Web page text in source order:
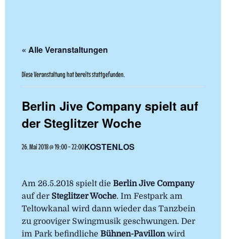
« Alle Veranstaltungen
Diese Veranstaltung hat bereits stattgefunden.
Berlin Jive Company spielt auf
der Steglitzer Woche
26. Mai 2018 @ 19:00-22:00KOSTENLOS
Am 26.5.2018 spielt die Berlin Jive Company
auf der Steglitzer Woche. Im Festpark am
Teltowkanal wird dann wieder das Tanzbein
zu grooviger Swingmusik geschwungen. Der
im Park befindliche Bühnen-Pavillonwird